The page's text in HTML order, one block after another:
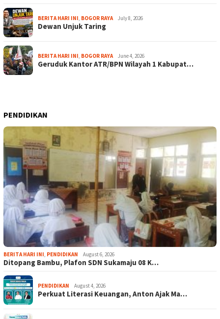
BERITA HARI INI, BOGOR RAYA July 8, 2026
Dewan Unjuk Taring
BERITA HARI INI, BOGOR RAYA June 4, 2026
Geruduk Kantor ATR/BPN Wilayah 1 Kabupat…
PENDIDIKAN
BERITA HARI INI, PENDIDIKAN August 6, 2026
Ditopang Bambu, Plafon SDN Sukamaju 08 K…
PENDIDIKAN August 4, 2026
Perkuat Literasi Keuangan, Anton Ajak Ma…